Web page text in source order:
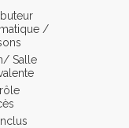
/
Salle